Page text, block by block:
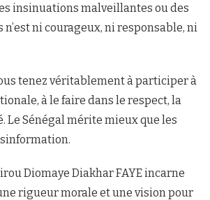
insinuations malveillantes ou des
ni courageux, ni responsable, ni
tenez véritablement à participer à
à le faire dans le respect, la
Le Sénégal mérite mieux que les
Diomaye Diakhar FAYE incarne
rigueur morale et une vision pour